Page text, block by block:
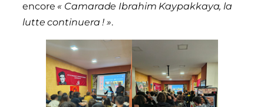
encore « Camarade Ibrahim Kaypakkaya, la
lutte continuera ! ».